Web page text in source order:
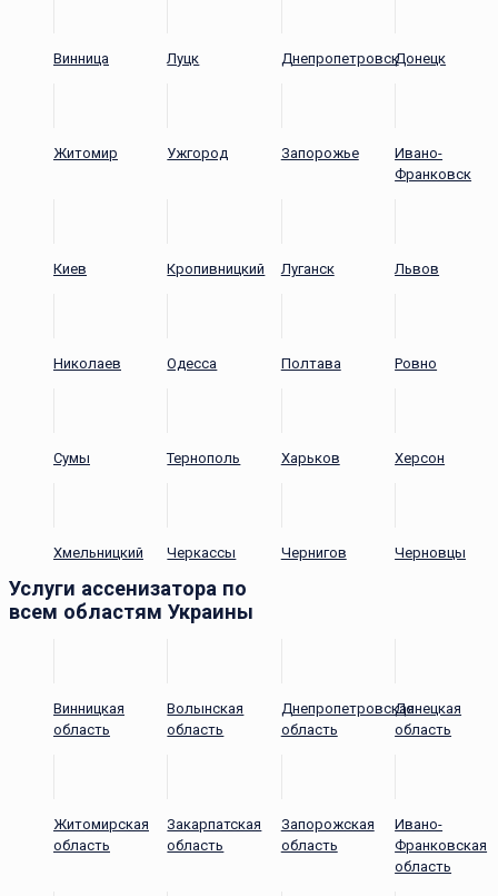
Винница Луцк ДнепропетровскДонецк
Житомир Ужгород Запорожье
Ивано-
Франковск
Киев Кропивницкий Луганск Львов
Николаев Одесса Полтава Ровно
Сумы Тернополь Харьков Херсон
Хмельницкий Черкассы Чернигов Черновцы
Услуги ассенизатора по
всем областям Украины
Винницкая
область
Волынская
область
Днепропетровская
область
Донецкая
область
Житомирская
область
Закарпатская
область
Запорожская
область
Ивано-
Франковская
область